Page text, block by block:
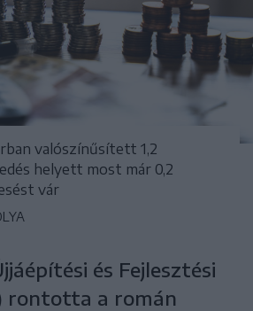
valószínűsített 1,2
helyett most már 0,2
vár
és Fejlesztési
rontotta a román